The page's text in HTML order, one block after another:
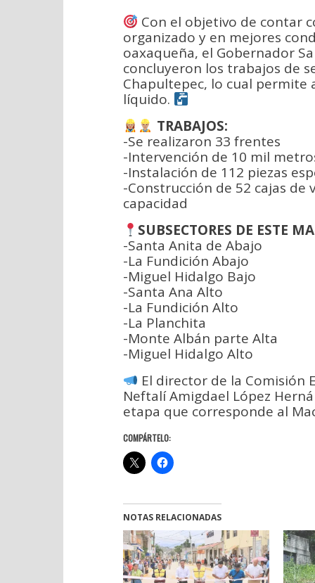
Con el objetivo de contar
organizado y en mejores
oaxaqueña, el Gobernador
concluyeron los trabajos de
Chapultepec, lo cual permite
líquido.
TRABAJOS:
-Se realizaron 33 frentes
-Intervención de 10 mil
-Instalación de 112 piezas
-Construcción de 52 cajas
capacidad
SUBSECTORES DE ESTE
-Santa Anita de Abajo
-La Fundición Abajo
-Miguel Hidalgo Bajo
-Santa Ana Alto
-La Fundición Alto
-La Planchita
-Monte Albán parte Alta
-Miguel Hidalgo Alto
El director de la Comisión
Neftalí Amigdael López
etapa que corresponde al
COMPÁRTELO:
NOTAS RELACIONADAS